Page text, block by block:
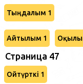
Тыңдалым 1
Айтылым 1
Страница 47
Ойтүрткі 1